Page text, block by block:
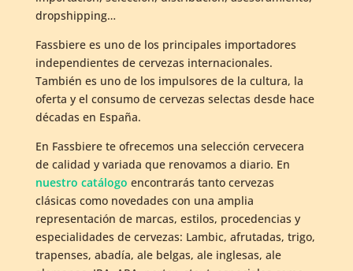
dropshipping…
Fassbiere es uno de los principales importadores
independientes de cervezas internacionales.
También es uno de los impulsores de la cultura, la
oferta y el consumo de cervezas selectas desde hace
décadas en España.
En Fassbiere te ofrecemos una selección cervecera
de calidad y variada que renovamos a diario. En
nuestro catálogo encontrarás tanto cervezas
clásicas como novedades con una amplia
representación de marcas, estilos, procedencias y
especialidades de cervezas: Lambic, afrutadas, trigo,
trapenses, abadía, ale belgas, ale inglesas, ale